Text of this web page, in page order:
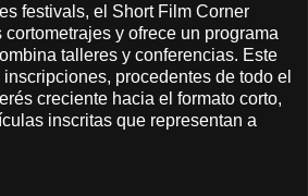
festivals, el Short Film Corner
y ofrece un programa
talleres y conferencias. Este
procedentes de todo el
creciente hacia el formato corto,
inscritas que representan a